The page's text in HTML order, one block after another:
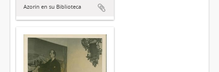
Azorín en su Biblioteca